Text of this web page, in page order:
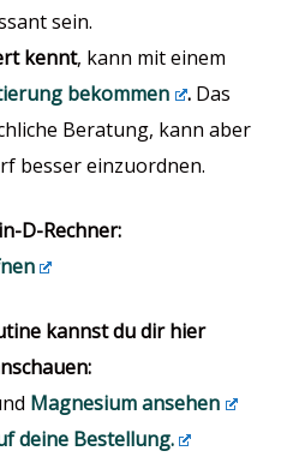
sein.
kennt, kann mit einem
bekommen
. Das
Beratung, kann aber
besser einzuordnen.
D-Rechner:
kannst du dir hier
Magnesium ansehen
deine Bestellung.